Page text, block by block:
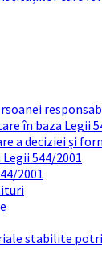
în baza Legii
a deciziei și
544/2001
2001
stabilite